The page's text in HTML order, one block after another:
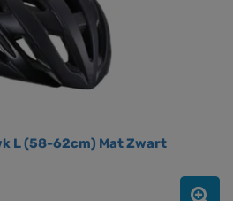
L (58-62cm) Mat Zwart